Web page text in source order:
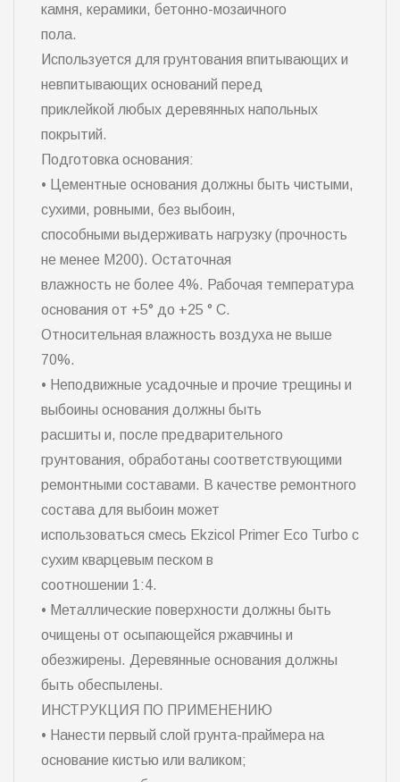
камня, керамики, бетонно-мозаичного
пола.
Используется для грунтования впитывающих и
невпитывающих оснований перед
приклейкой любых деревянных напольных
покрытий.
Подготовка основания:
• Цементные основания должны быть чистыми,
сухими, ровными, без выбоин,
способными выдерживать нагрузку (прочность
не менее М200). Остаточная
влажность не более 4%. Рабочая температура
основания от +5° до +25 ° С.
Относительная влажность воздуха не выше
70%.
• Неподвижные усадочные и прочие трещины и
выбоины основания должны быть
расшиты и, после предварительного
грунтования, обработаны соответствующими
ремонтными составами. В качестве ремонтного
состава для выбоин может
использоваться смесь Ekzicol Primer Eco Turbo с
сухим кварцевым песком в
соотношении 1:4.
• Металлические поверхности должны быть
очищены от осыпающейся ржавчины и
обезжирены. Деревянные основания должны
быть обеспылены.
ИНСТРУКЦИЯ ПО ПРИМЕНЕНИЮ
• Нанести первый слой грунта-праймера на
основание кистью или валиком;